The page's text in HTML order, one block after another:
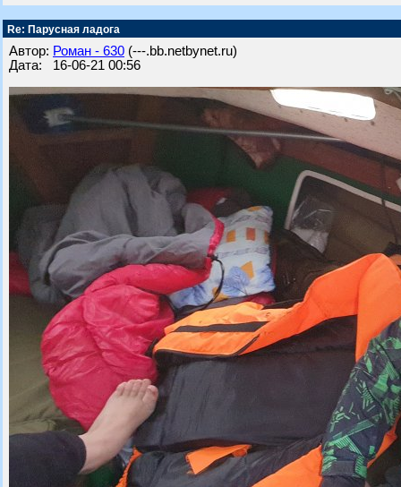
Re: Парусная ладога
Автор: Роман - 630 (---.bb.netbynet.ru)
Дата: 16-06-21 00:56